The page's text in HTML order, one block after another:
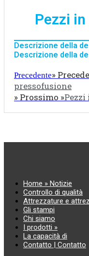
Pezzi
Descrizione della
Descrizione della
Precedente»
pressofusione
» Prossimo »
Home » Notizie
Controllo di qualità
Attrezzature e
Gli stampi
Chi siamo
I prodotti »
La capacità di
Contatto | Contatto